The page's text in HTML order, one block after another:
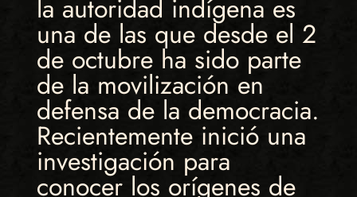
la autoridad indígena es
una de las que desde el 2
de octubre ha sido parte
de la movilización en
defensa de la democracia.
Recientemente inició una
investigación para
conocer los orígenes de